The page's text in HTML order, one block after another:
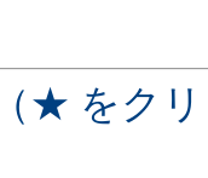
（★ をク